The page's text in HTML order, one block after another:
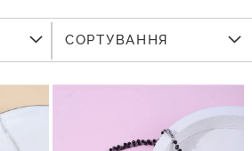
СОРТУВАННЯ